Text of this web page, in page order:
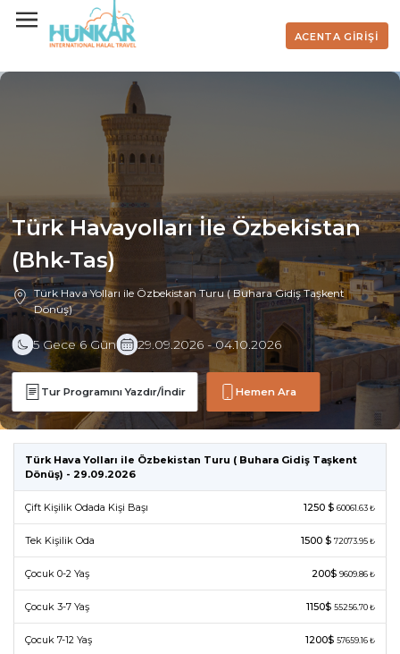
ACENTA GİRİŞİ
Türk Havayolları İle Özbekistan
(Bhk-Tas)
Türk Hava Yolları ile Özbekistan Turu ( Buhara Gidiş Taşkent
Dönüş)
5 Gece 6 Gün 29.09.2026 - 04.10.2026
Tur Programını Yazdır/İndir Hemen Ara
Türk Hava Yolları ile Özbekistan Turu ( Buhara Gidiş Taşkent
Dönüş) - 29.09.2026
Çift Kişilik Odada Kişi Başı 1250 $ 60061.63 ₺
Tek Kişilik Oda 1500 $ 72073.95 ₺
Çocuk 0-2 Yaş 200$ 9609.86 ₺
Çocuk 3-7 Yaş 1150$ 55256.70 ₺
Çocuk 7-12 Yaş 1200$ 57659.16 ₺